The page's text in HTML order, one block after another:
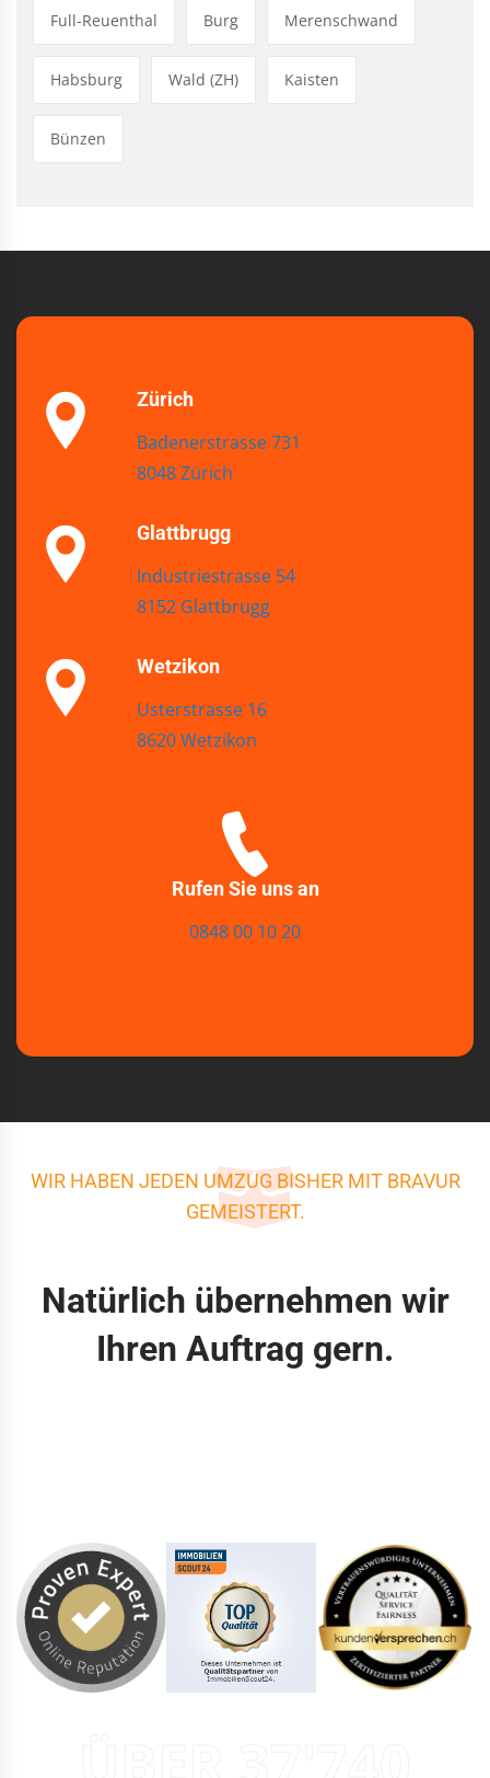
Full-Reuenthal Burg Merenschwand
Habsburg Wald (ZH) Kaisten
Bünzen
Zürich
Badenerstrasse 731
8048 Zürich
Glattbrugg
Industriestrasse 54
8152 Glattbrugg
Wetzikon
Usterstrasse 16
8620 Wetzikon
Rufen Sie uns an
0848 00 10 20
WIR HABEN JEDEN UMZUG BISHER MIT BRAVUR
GEMEISTERT.
Natürlich übernehmen wir
Ihren Auftrag gern.